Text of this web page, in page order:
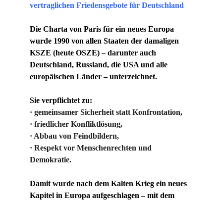
vertraglichen Friedensgebote für Deutschland
Die Charta von Paris für ein neues Europa
wurde 1990 von allen Staaten der damaligen
KSZE (heute OSZE) – darunter auch
Deutschland, Russland, die USA und alle
europäischen Länder – unterzeichnet.
Sie verpflichtet zu:
· gemeinsamer Sicherheit statt Konfrontation,
· friedlicher Konfliktlösung,
· Abbau von Feindbildern,
· Respekt vor Menschenrechten und
Demokratie.
Damit wurde nach dem Kalten Krieg ein neues
Kapitel in Europa aufgeschlagen – mit dem